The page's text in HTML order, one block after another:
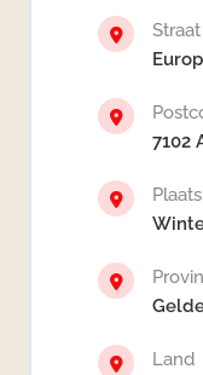
7102
Plaats
Land